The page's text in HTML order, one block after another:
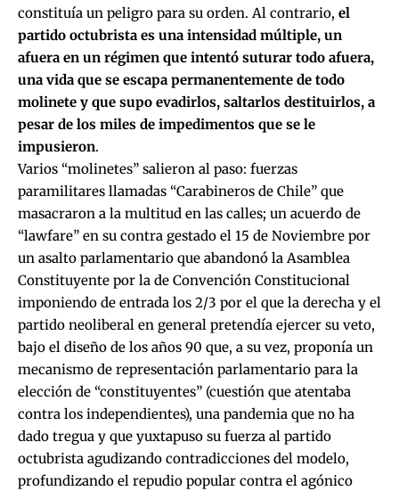
constituía un peligro para su orden. Al contrario, el
partido octubrista es una intensidad múltiple, un
afuera en un régimen que intentó suturar todo afuera,
una vida que se escapa permanentemente de todo
molinete y que supo evadirlos, saltarlos destituirlos, a
pesar de los miles de impedimentos que se le
impusieron.
Varios “molinetes” salieron al paso: fuerzas
paramilitares llamadas “Carabineros de Chile” que
masacraron a la multitud en las calles; un acuerdo de
“lawfare” en su contra gestado el 15 de Noviembre por
un asalto parlamentario que abandonó la Asamblea
Constituyente por la de Convención Constitucional
imponiendo de entrada los 2/3 por el que la derecha y el
partido neoliberal en general pretendía ejercer su veto,
bajo el diseño de los años 90 que, a su vez, proponía un
mecanismo de representación parlamentario para la
elección de “constituyentes” (cuestión que atentaba
contra los independientes), una pandemia que no ha
dado tregua y que yuxtapuso su fuerza al partido
octubrista agudizando contradicciones del modelo,
profundizando el repudio popular contra el agónico